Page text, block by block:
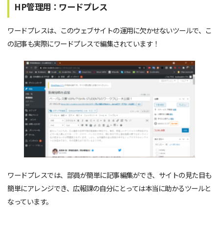
HP管理用：ワードプレス
ワードプレスは、このウェブサイトの運用に欠かせないツールで、こ
の記事も実際にワードプレスで編集されています！
ワードプレスでは、部員が簡単に記事編集ができ、サイトの見た目も
簡単にアレンジでき、広報課の自分にとっては本当に助かるツールと
なっています。